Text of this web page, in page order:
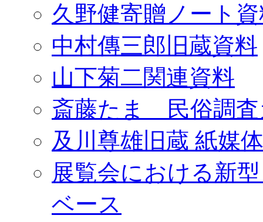
久野健寄贈ノート
中村傳三郎旧蔵資料
山下菊二関連資料
斎藤たま 民俗調査
及川尊雄旧蔵 紙媒
展覧会における新
ベース